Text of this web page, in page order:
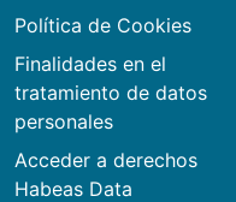
Política de Cookies
Finalidades en el
tratamiento de datos
personales
Acceder a derechos
Habeas Data